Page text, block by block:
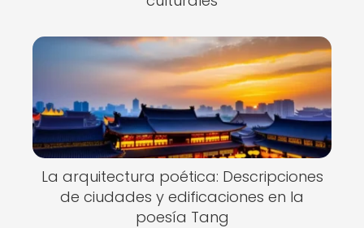
La arquitectura poética: Descripciones
de ciudades y edificaciones en la
poesía Tang